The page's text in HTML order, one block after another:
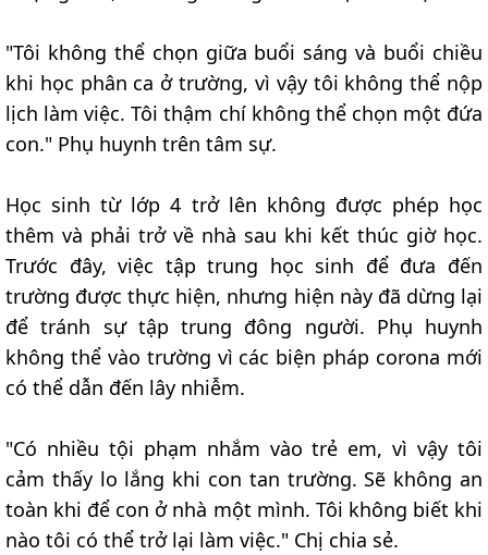
"Tôi không thể chọn giữa buổi sáng và buổi chiều
khi học phân ca ở trường, vì vậy tôi không thể nộp
lịch làm việc. Tôi thậm chí không thể chọn một đứa
con." Phụ huynh trên tâm sự.
Học sinh từ lớp 4 trở lên không được phép học
thêm và phải trở về nhà sau khi kết thúc giờ học.
Trước đây, việc tập trung học sinh để đưa đến
trường được thực hiện, nhưng hiện này đã dừng lại
để tránh sự tập trung đông người. Phụ huynh
không thể vào trường vì các biện pháp corona mới
có thể dẫn đến lây nhiễm.
"Có nhiều tội phạm nhắm vào trẻ em, vì vậy tôi
cảm thấy lo lắng khi con tan trường. Sẽ không an
toàn khi để con ở nhà một mình. Tôi không biết khi
nào tôi có thể trở lại làm việc." Chị chia sẻ.